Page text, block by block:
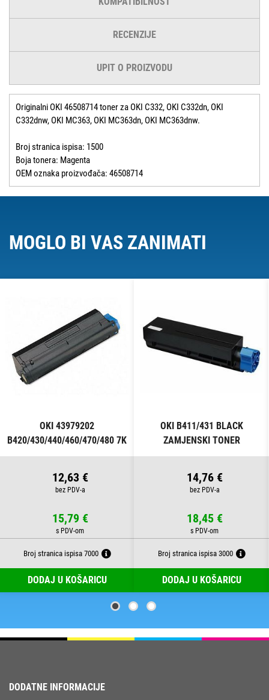
RECENZIJE
UPIT O PROIZVODU
Originalni OKI 46508714 toner za OKI C332, OKI C332dn, OKI
C332dnw, OKI MC363, OKI MC363dn, OKI MC363dnw.
Broj stranica ispisa: 1500
Boja tonera: Magenta
OEM oznaka proizvođača: 46508714
MOGLO BI VAS ZANIMATI
OKI 43979202
B420/430/440/460/470/480 7K
BLACK ZAMJENSKI TONER
12,63 €
15,79 €
Broj stranica ispisa 7000
DODAJ U KOŠARICU
OKI B411/431 BLACK
ZAMJENSKI TONER
14,76 €
18,45 €
Broj stranica ispisa 3000
DODAJ U KOŠARICU
DODATNE INFORMACIJE